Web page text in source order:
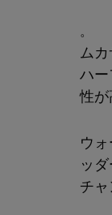
。
ム
ハ
性が
ウ
ッ
チャ